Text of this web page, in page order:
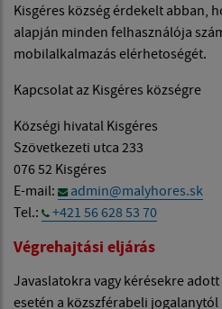
Kisgéres község érdekelt abban,
alapján minden felhasználója
mobilalkalmazás elérhetoségét.
Kapcsolat az Kisgéres községre
Községi hivatal Kisgéres
Szövetkezeti utca 233
076 52 Kisgéres
E-mail:
admin@malyhores.sk
Tel.:
+421 56 628 53 70
Végrehajtási eljárás
Javaslatokra vagy kérésekre
esetén a közszférabeli